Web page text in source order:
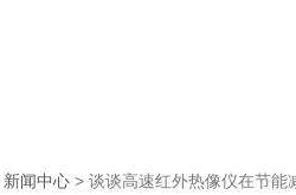
新闻中心> 谈谈高速红外热像仪在节能